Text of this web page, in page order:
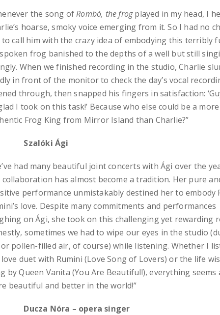
the song ofRombó, the frogplayed in my head, I
hoarse, smoky voice emerging from it. So I had no
call him with the crazy idea of embodying this terribly
frog banished to the depths of a well but still
When we finished recording in the studio, Charlie
in front of the monitor to check the day’s vocal
through, then snapped his fingers in satisfaction:
I took on this task!’ Because who else could be a more
Frog King from Mirror Island than Charlie?”
Ági
had many beautiful joint concerts with Ági over the
has almost become a tradition. Her pure
performance unmistakably destined her to embody
love. Despite many commitments and performances
on Ági, she took on this challenging yet rewarding
sometimes we had to wipe our eyes in the studio
pollen-filled air, of course) while listening. Whether I
duet with Rumini (Love Song of Lovers) or the life
by Queen Vanita (You Are Beautiful!), everything seems
beautiful and better in the world!”
Nóra – opera singer